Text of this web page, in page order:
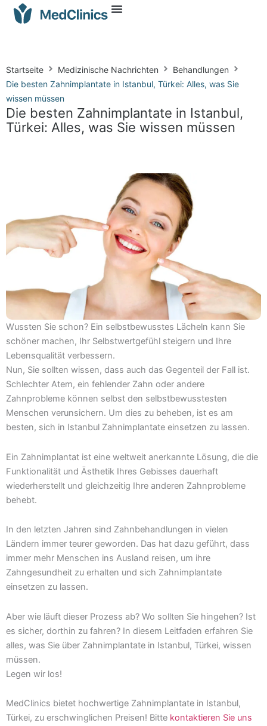
Die besten Zahnimplantate in Istanbul,
Türkei: Alles, was Sie wissen müssen
Startseite Medizinische Nachrichten
Behandlungen
Die besten Zahnimplantate in Istanbul, Türkei: Alles, was Sie
wissen müssen
Wussten Sie schon? Ein selbstbewusstes Lächeln kann Sie
schöner machen, Ihr Selbstwertgefühl steigern und Ihre
Lebensqualität verbessern.
Nun, Sie sollten wissen, dass auch das Gegenteil der Fall ist.
Schlechter Atem, ein fehlender Zahn oder andere
Zahnprobleme können selbst den selbstbewusstesten
Menschen verunsichern. Um dies zu beheben, ist es am
besten, sich in Istanbul Zahnimplantate einsetzen zu lassen.
Ein Zahnimplantat ist eine weltweit anerkannte Lösung, die die
Funktionalität und Ästhetik Ihres Gebisses dauerhaft
wiederherstellt und gleichzeitig Ihre anderen Zahnprobleme
behebt.
In den letzten Jahren sind Zahnbehandlungen in vielen
Ländern immer teurer geworden. Das hat dazu geführt, dass
immer mehr Menschen ins Ausland reisen, um ihre
Zahngesundheit zu erhalten und sich Zahnimplantate
einsetzen zu lassen.
Aber wie läuft dieser Prozess ab? Wo sollten Sie hingehen? Ist
es sicher, dorthin zu fahren? In diesem Leitfaden erfahren Sie
alles, was Sie über Zahnimplantate in Istanbul, Türkei, wissen
müssen.
Legen wir los!
MedClinics bietet hochwertige Zahnimplantate in Istanbul,
Türkei, zu erschwinglichen Preisen! Bitte kontaktieren Sie uns